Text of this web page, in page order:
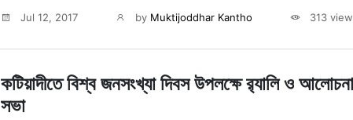
Jul 12, 2017 by Muktijoddhar Kantho 313
কটিয়াদীতে বিশ্ব জনসংখ্যা দিবস উপলক্ষে র‌্যালি ও
সভা